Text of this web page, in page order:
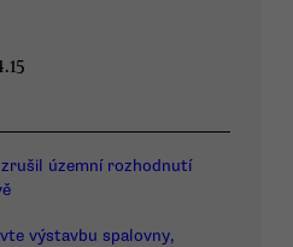
územní rozhodnutí
výstavbu spalovny,